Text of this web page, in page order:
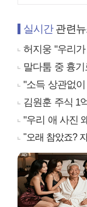
실시간관련
허지웅 "우리가
말다툼 중 흉
"소득 상관없
김원훈 주식 1
"우리 애 사진
"오래 참았죠?